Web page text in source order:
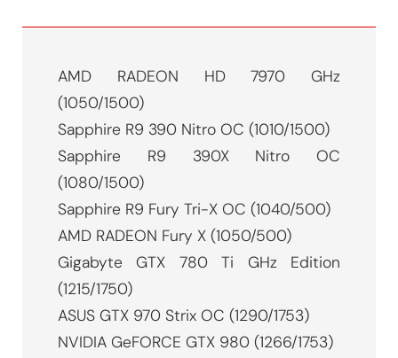
AMD RADEON HD 7970 GHz
(1050/1500)
Sapphire R9 390 Nitro OC (1010/1500)
Sapphire R9 390X Nitro OC
(1080/1500)
Sapphire R9 Fury Tri-X OC (1040/500)
AMD RADEON Fury X (1050/500)
Gigabyte GTX 780 Ti GHz Edition
(1215/1750)
ASUS GTX 970 Strix OC (1290/1753)
NVIDIA GeFORCE GTX 980 (1266/1753)